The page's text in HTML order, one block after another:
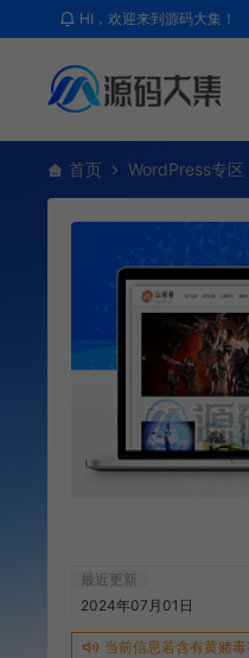
HI，欢迎来到源码大集！
首页 WordPress专区
最近更新
2024年07月01日
当前信息若含有黄赌